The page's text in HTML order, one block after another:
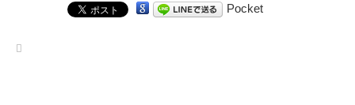
Pocket